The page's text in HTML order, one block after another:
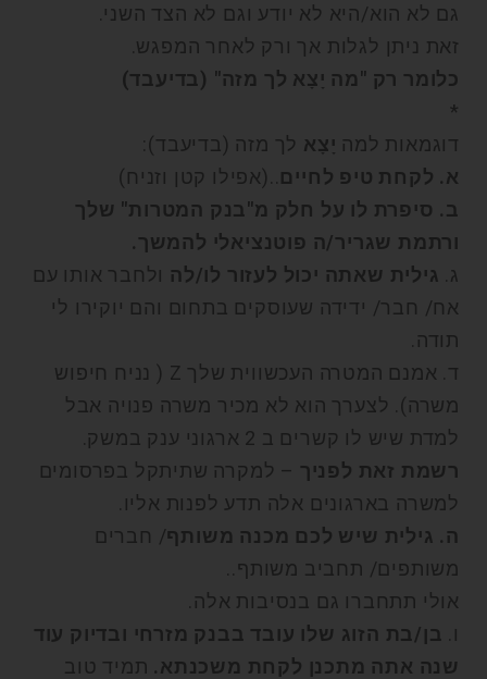
גם לא הוא/היא לא יודע וגם לא הצד השני.
זאת ניתן לגלות אך ורק לאחר המפגש.
כלומר רק "מה יָצָא לך מזה" (בדיעבד)
*
דוגמאות למה יָצָא לך מזה (בדיעבד):
א. לקחת טיפ לחיים ..(אפילו קטן וזניח)
ב. סיפרת לו על חלק מ"בנק המטרות" שלך
ורתמת שגריר/ה פוטנציאלי להמשך.
ג.
גילית שאתה יכול לעזור לו/לה ולחבר אותו עם
אח/ חבר/ ידידה שעוסקים בתחום והם יוקירו לי
תודה.
ד. אמנם המטרה העכשווית שלך Z ( נניח חיפוש
משרה). לצערך הוא לא מכיר משרה פנויה אבל
למדת שיש לו קשרים ב 2 ארגוני ענק במשק.
רשמת זאת לפניך – למקרה שתיתקל בפרסומים
למשרה בארגונים אלה תדע לפנות אליו.
ה. גילית שיש לכם מכנה משותף/ חברים
משותפים/ תחביב משותף..
אולי תתחברו גם בנסיבות אלה.
ו. בן/בת הזוג שלו עובד בבנק מזרחי ובדיוק עוד
שנה אתה מתכנן לקחת משכנתא. תמיד טוב